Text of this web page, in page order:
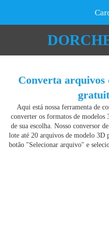
Converta arquivos
Aqui está nossa ferramenta de
converter os formatos de
de sua escolha. Nosso conversor
lote até 20 arquivos de modelo 3D
botão "Selecionar arquivo" e